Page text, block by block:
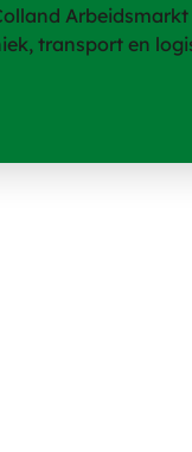
Arbeidsmarkt
transport en